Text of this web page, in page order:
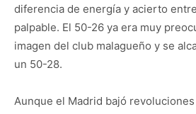
diferencia de energía y acierto
palpable. El 50-26 ya era muy
imagen del club malagueño y se
un 50-28.
Aunque el Madrid bajó